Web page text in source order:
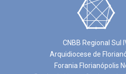
CNBB Regional Sul
Arquidiocese de
Forania Florianópolis